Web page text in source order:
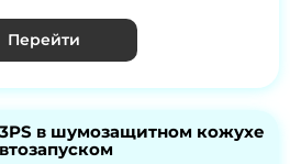
Перейти
в шумозащитном кожухе